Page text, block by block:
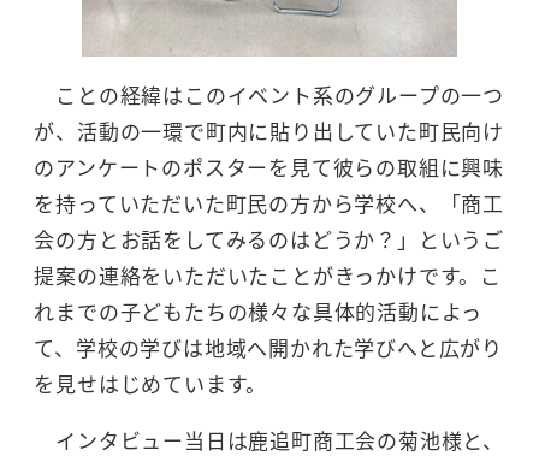
ことの経緯はこのイベント系のグループの一つ
が、活動の一環で町内に貼り出していた町民向け
のアンケートのポスターを見て彼らの取組に興味
を持っていただいた町民の方から学校へ、「商工
会の方とお話をしてみるのはどうか？」というご
提案の連絡をいただいたことがきっかけです。こ
れまでの子どもたちの様々な具体的活動によっ
て、学校の学びは地域へ開かれた学びへと広がり
を見せはじめています。
インタビュー当日は鹿追町商工会の菊池様と、